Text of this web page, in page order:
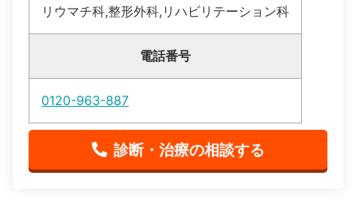
リウマチ科,整形外科,リハビリテーション科
電話番号
0120-963-887
診断・治療の相談する